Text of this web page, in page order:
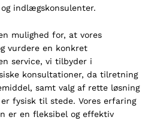
indlægskonsulenter.
mulighed for, at vores
vurdere en konkret
service, vi tilbyder i
konsultationer, da tilretning
samt valg af rette løsning
fysisk til stede. Vores erfaring
er en fleksibel og effektiv